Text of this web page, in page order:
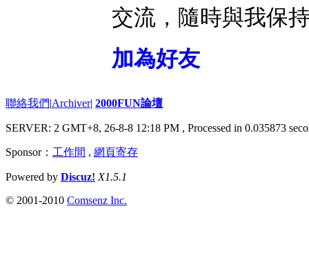
交流，隨時與我保
加為好友
聯絡我們|Archiver| 2000FUN論壇
SERVER: 2 GMT+8, 26-8-8 12:18 PM , Processed in 0.035873
Sponsor： 工作間 , 網頁寄存
Powered by Discuz! X1.5.1
© 2001-2010 Comsenz Inc.